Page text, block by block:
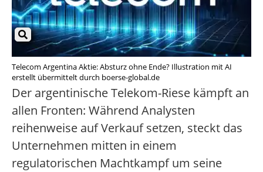
Telecom Argentina Aktie: Absturz ohne Ende? Illustration mit AI
erstellt übermittelt durch boerse-global.de
Der argentinische Telekom-Riese kämpft an
allen Fronten: Während Analysten
reihenweise auf Verkauf setzen, steckt das
Unternehmen mitten in einem
regulatorischen Machtkampf um seine